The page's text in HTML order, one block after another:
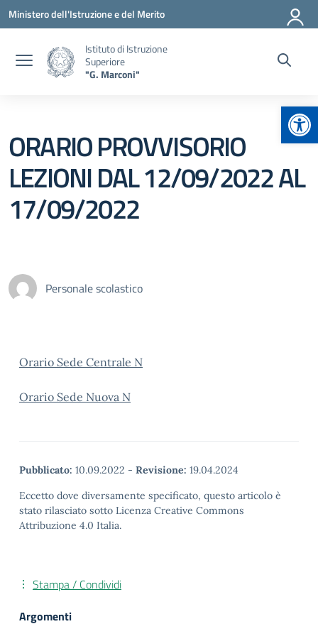
Vai ai contenuti
Vai al menu di navigazione
Vai al footer
Ministero dell'Istruzione e del Merito
Istituto di Istruzione
Superiore
"G. Marconi"
ORARIO PROVVISORIO
LEZIONI DAL 12/09/2022 AL
17/09/2022
Personale scolastico
Orario Sede Centrale N
Orario Sede Nuova N
Pubblicato: 10.09.2022 - Revisione: 19.04.2024
Eccetto dove diversamente specificato, questo articolo è
stato rilasciato sotto Licenza Creative Commons
Attribuzione 4.0 Italia.
Stampa / Condividi
Argomenti